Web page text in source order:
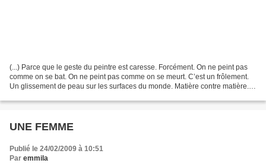
(...) Parce que le geste du peintre est caresse. Forcément. On ne peint pas
comme on se bat. On ne peint pas comme on se meurt. C’est un frôlement.
Un glissement de peau sur les surfaces du monde. Matière contre matière.
UNE FEMME
Publié le 24/02/2009 à 10:51
Par emmila